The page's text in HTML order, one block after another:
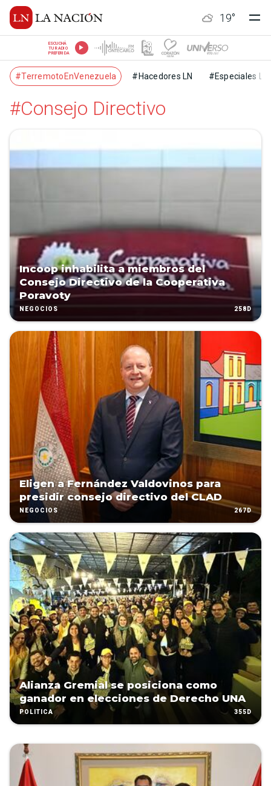
19°
ESCUCHÁ
TU RADIO
PREFERIDA
#TerremotoEnVenezuela #Hacedores LN #Especiales LN
#Consejo Directivo
Incoop inhabilita a miembros del
Consejo Directivo de la Cooperativa
Poravoty
NEGOCIOS 258D
Eligen a Fernández Valdovinos para
presidir consejo directivo del CLAD
NEGOCIOS 267D
Alianza Gremial se posiciona como
ganador en elecciones de Derecho UNA
POLÍTICA 355D